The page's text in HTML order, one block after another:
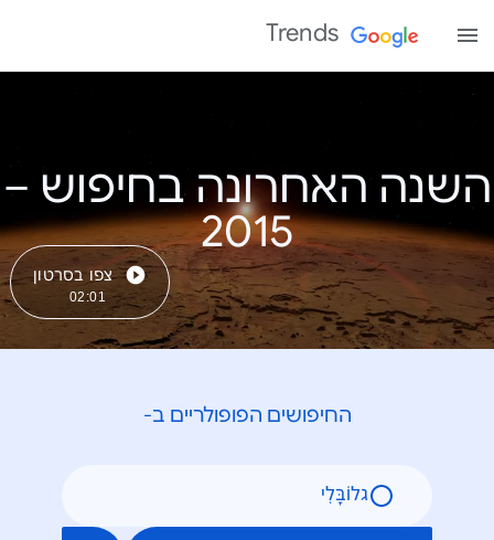
Trends
השנה האחרונה בחיפוש –
צפו בסרטון
02:01
החיפושים הפופולריים ב-
גלוֹבָּלִי